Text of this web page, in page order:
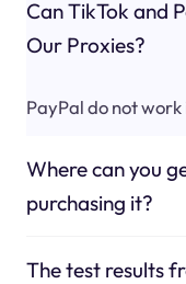
Can TikTok and
Our Proxies?
PayPal do not
Where can you
purchasing it?
The test results